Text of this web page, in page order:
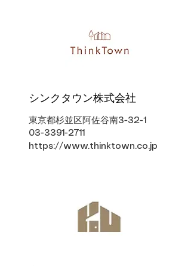
シンクタウン株式会社
東京都杉並区阿佐谷南3-32-1
03-3391-2711
https://www.thinktown.co.jp